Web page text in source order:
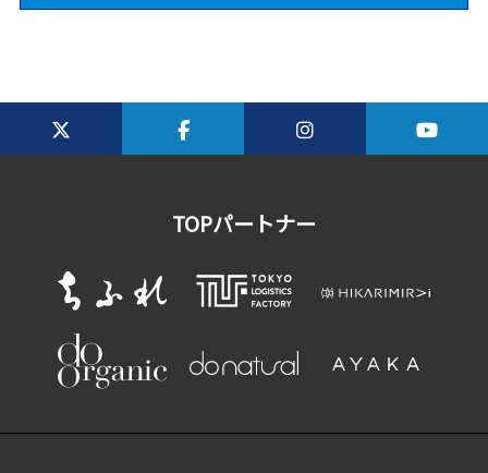
TOPパートナー